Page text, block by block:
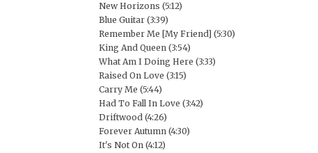
New Horizons (5:12)
Blue Guitar (3:39)
Remember Me [My Friend] (5:30)
King And Queen (3:54)
What Am I Doing Here (3:33)
Raised On Love (3:15)
Carry Me (5:44)
Had To Fall In Love (3:42)
Driftwood (4:26)
Forever Autumn (4:30)
It's Not On (4:12)